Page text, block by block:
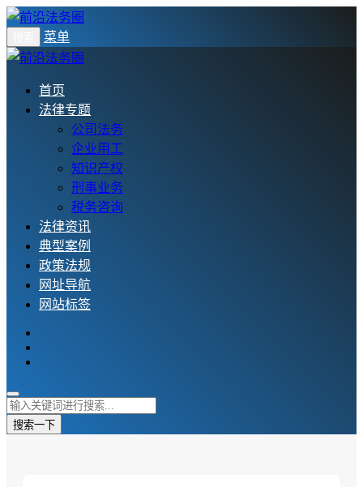
菜单
首页
法律专题
公司法务
企业用工
知识产权
刑事业务
税务咨询
法律资讯
典型案例
政策法规
网址导航
网站标签
搜索一下